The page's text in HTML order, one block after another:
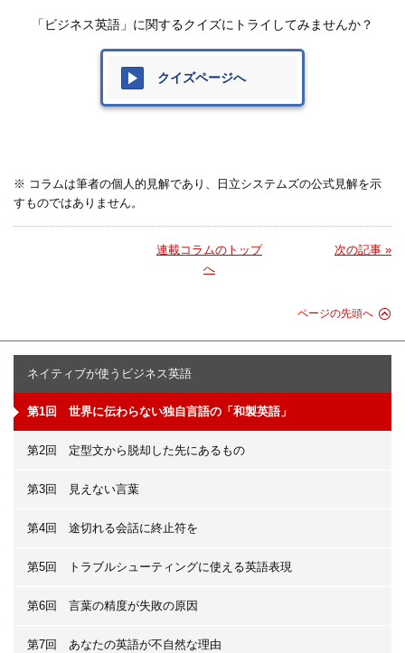
「ビジネス英語」に関するクイズにトライしてみませんか？
クイズページへ
※ コラムは筆者の個人的見解であり、日立システムズの公式見解を示
すものではありません。
連載コラムのトップ
へ
次の記事 »
ページの先頭へ
ネイティブが使うビジネス英語
第1回 世界に伝わらない独自言語の「和製英語」
第2回 定型文から脱却した先にあるもの
第3回 見えない言葉
第4回 途切れる会話に終止符を
第5回 トラブルシューティングに使える英語表現
第6回 言葉の精度が失敗の原因
第7回 あなたの英語が不自然な理由